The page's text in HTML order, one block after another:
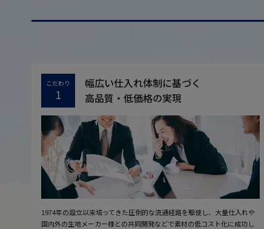
こだわり
1
幅広い仕入れ体制に基づく
高品質・低価格の実現
1974年の設立以来培ってきた圧倒的な流通経路を駆使し、大量仕入れや
国内外の生地メーカー様との共同開発などで素材の低コスト化に成功し